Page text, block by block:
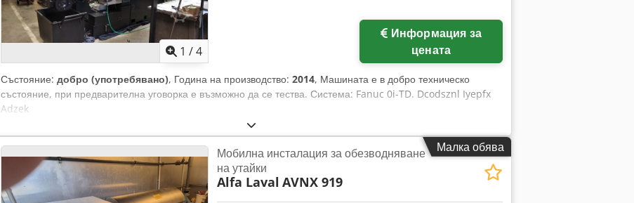
1 /4
цената
Състояние: добро (употребявано), Година на производство: 2014, Машината е в добро техническо
състояние, при предварителна уговорка е възможно да се тества. Система: Fanuc 0i-TD. Dcodsznl Iyepfx
Adzek
Малка обява
Мобилна инсталация за обезводняване
на утайки
Alfa Laval AVNX 919